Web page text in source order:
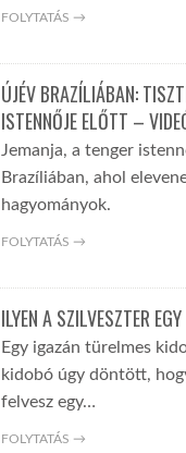
FOLYTATÁS →
ÚJÉV BRAZÍLIÁBAN:
ISTENNŐJE ELŐTT –
Jemanja, a tenger
Brazíliában, ahol
hagyományok.
FOLYTATÁS →
ILYEN A SZILVESZTER
Egy igazán türelmes
kidobó úgy döntött,
felvesz egy…
FOLYTATÁS →